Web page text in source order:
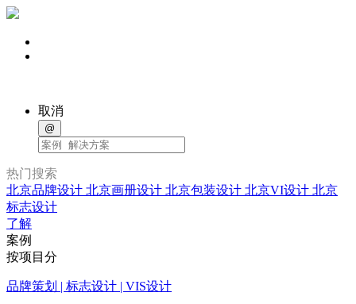
取消
@
热门搜索
北京品牌设计 北京画册设计 北京包装设计 北京VI设计 北京
标志设计
了解
案例
按项目分
品牌策划 | 标志设计 | VIS设计